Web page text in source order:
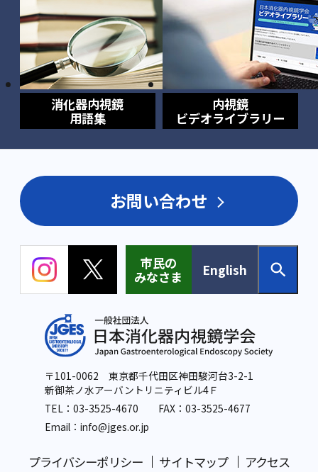
消化器内視鏡
用語集
内視鏡
ビデオライブラリー
お問い合わせ
市民の
みなさま
English
〒101-0062 東京都千代田区神田駿河台3-2-1
新御茶ノ水アーバントリニティビル4Ｆ
TEL：03-3525-4670 FAX：03-3525-4677
Email：info@jges.or.jp
プライバシーポリシー サイトマップ アクセス